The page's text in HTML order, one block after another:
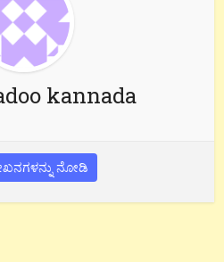
kannada
ನೋಡಿ